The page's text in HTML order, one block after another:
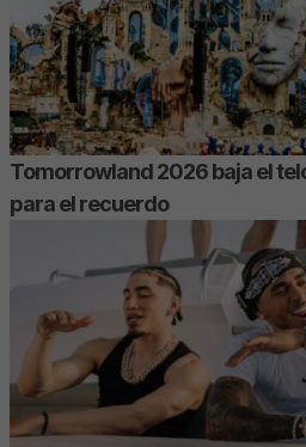
Tomorrowland 2026 baja el
para el recuerdo